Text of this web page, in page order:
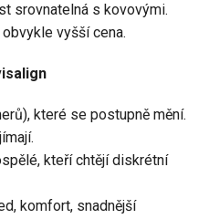
srovnatelná s kovovými.
vyšší cena.
které se postupně mění.
kteří chtějí diskrétní
komfort, snadnější